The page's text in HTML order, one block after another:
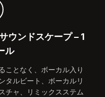
ウンドスケープ – 1
ル
ことなく、ボーカル入り
タルビート、ボーカルリ
チャ、リミックスステム